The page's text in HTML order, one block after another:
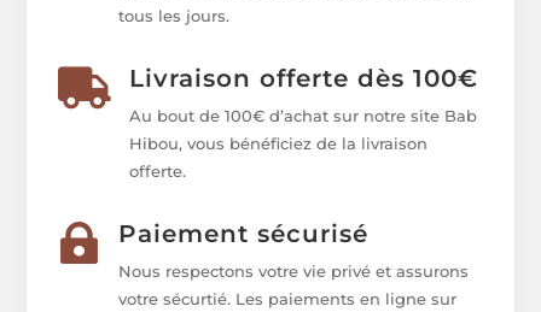
tous les jours.
 Livraison offerte dès 100€
Au bout de 100€ d’achat sur notre site Bab
Hibou, vous bénéficiez de la livraison
offerte.
 Paiement sécurisé
Nous respectons votre vie privé et assurons
votre sécurtié. Les paiements en ligne sur